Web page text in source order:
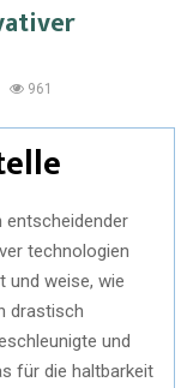
961
entscheidender
technologien
und weise, wie
drastisch
und
für die haltbarkeit